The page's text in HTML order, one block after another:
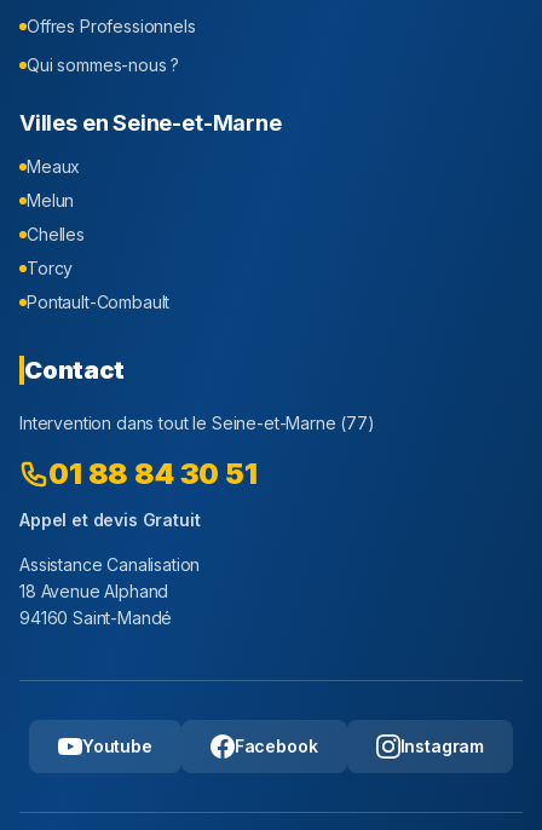
Offres Professionnels
Qui sommes-nous ?
Villes enSeine-et-Marne
Meaux
Melun
Chelles
Torcy
Pontault-Combault
Contact
Intervention dans tout le Seine-et-Marne (77)
01 88 84 30 51
Appel et devis Gratuit
Assistance Canalisation
18 Avenue Alphand
94160 Saint-Mandé
Youtube Facebook Instagram